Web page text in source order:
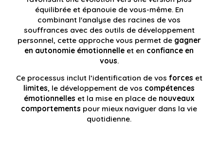
équilibrée et épanouie de vous-même. En
combinant l'analyse des racines de vos
souffrances avec des outils de développement
personnel, cette approche vous permet de gagner
en autonomie émotionnelle et en confiance en
vous.
Ce processus inclut l’identification de vos forces et
limites, le développement de vos compétences
émotionnelles et la mise en place de nouveaux
comportements pour mieux naviguer dans la vie
quotidienne.